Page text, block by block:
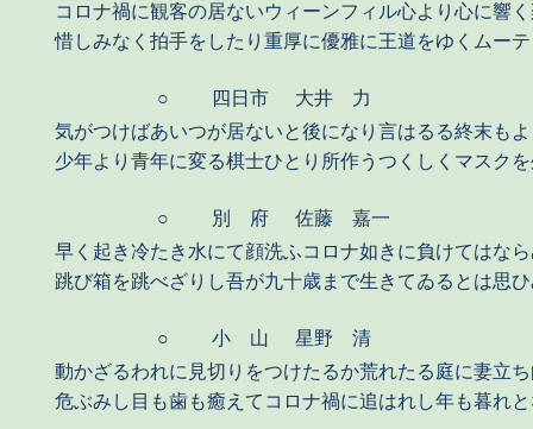
コロナ禍に観客の居ないウィーンフィル心より心に響
惜しみなく拍手をしたり重厚に優雅に王道をゆくムー
○ 四日市
大井 力
気がつけばあいつが居ないと後になり言はるる終末も
少年より青年に変る棋士ひとり所作うつくしくマスク
○ 別 府
佐藤 嘉一
早く起き冷たき水にて顔洗ふコロナ如きに負けてはな
跳び箱を跳べざりし吾が九十歳まで生きてゐるとは思
○ 小 山
星野 清
動かざるわれに見切りをつけたるか荒れたる庭に妻立
危ぶみし目も歯も癒えてコロナ禍に追はれし年も暮れ